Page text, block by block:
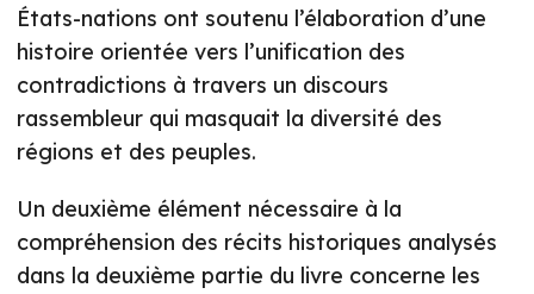
États-nations ont soutenu l’élaboration d’une
histoire orientée vers l’unification des
contradictions à travers un discours
rassembleur qui masquait la diversité des
régions et des peuples.
Un deuxième élément nécessaire à la
compréhension des récits historiques analysés
dans la deuxième partie du livre concerne les